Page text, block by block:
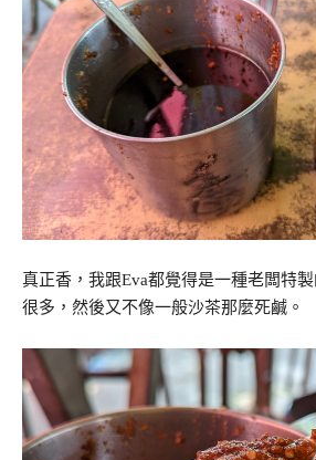
真正香，我跟Eva都覺得是一種老闆特
很多，然後又不像一般沙茶那麼死鹹。